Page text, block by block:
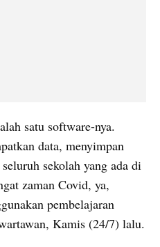
satu software-nya.
data, menyimpan
sekolah yang ada di
zaman Covid, ya,
pembelajaran
Kamis (24/7) lalu.